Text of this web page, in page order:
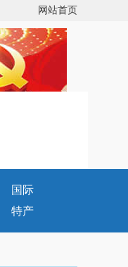
网站首页
国际
特产